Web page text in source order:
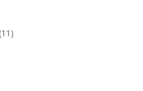
(11)